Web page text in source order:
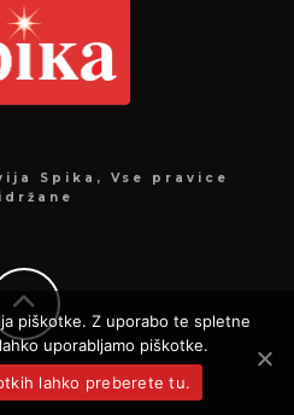
Spika, Vse pravice
piškotke. Z uporabo te spletne
uporabljamo piškotke.
lahko preberete tu.